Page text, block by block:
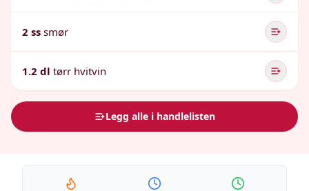
2 ss smør
1.2 dl tørr hvitvin
Legg alle i handlelisten